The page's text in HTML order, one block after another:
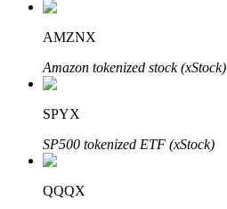
Партнеры Bitrue
AMZNX
Amazon tokenized stock (xStock)
SPYX
SP500 tokenized ETF (xStock)
QQQX